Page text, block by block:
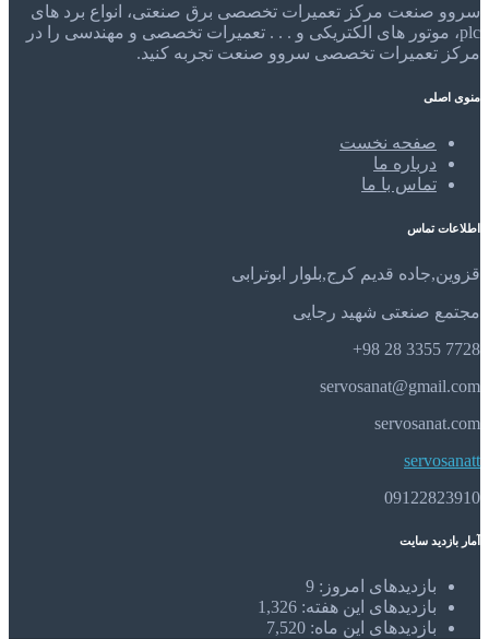
سروو صنعت مرکز تعمیرات تخصصی برق صنعتی، انواع برد های
plc، موتور های الکتریکی و . . . تعمیرات تخصصی و مهندسی را در
مرکز تعمیرات تخصصی سروو صنعت تجربه کنید.
منوی اصلی
صفحه نخست
درباره ما
تماس با ما
اطلاعات تماس
قزوین,جاده قدیم کرج,بلوار ابوترابی
مجتمع صنعتی شهید رجایی
7728 3355 28 98+
servosanat@gmail.com
servosanat.com
servosanatt
09122823910
آمار بازدید سایت
بازدیدهای امروز: 9
بازدیدهای این هفته: 1,326
بازدیدهای این ماه: 7,520